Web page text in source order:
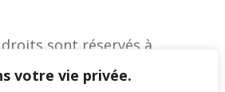
votre vie privée.
sont réservés à
créative Constella